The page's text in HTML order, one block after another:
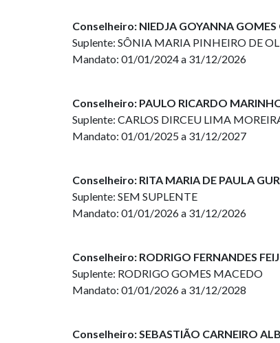
Conselheiro: NIEDJA GOYANNA GOMES
Suplente: SÔNIA MARIA PINHEIRO DE
Mandato: 01/01/2024 a 31/12/2026
Conselheiro: PAULO RICARDO
Suplente: CARLOS DIRCEU LIMA
Mandato: 01/01/2025 a 31/12/2027
Conselheiro: RITA MARIA DE PAULA
Suplente: SEM SUPLENTE
Mandato: 01/01/2026 a 31/12/2026
Conselheiro: RODRIGO FERNANDES
Suplente: RODRIGO GOMES MACEDO
Mandato: 01/01/2026 a 31/12/2028
Conselheiro: SEBASTIÃO CARNEIRO